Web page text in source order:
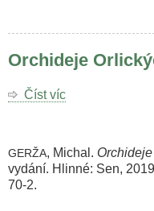
Orchideje
Číst víc
a
podhůří
GERŽA, Michal.
vydání. Hlinné: Sen,
70-2.